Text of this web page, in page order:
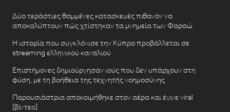
Δύο τεράστιες θαμμένες κατασκευές πιθανόν να
αποκαλύπτουν πώς χτίστηκαν τα μνημεία των Φαραώ
Η ιστορία που συγκλόνισε την Κύπρο προβάλλεται σε
streaming ελληνικού καναλιού
Επιστήμονες δημιούργησαν ιούς που δεν υπάρχουν στη
φύση, με τη βοήθεια της τεχνητής νοημοσύνης
Παρουσιάστρια αποκοιμήθηκε στον αέρα και έγινε viral
[βίντεο]